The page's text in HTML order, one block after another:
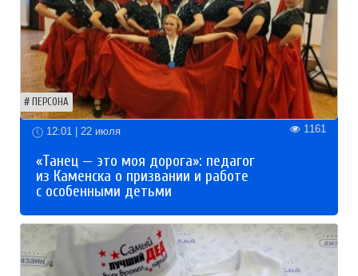
ПЕРСОНА
12:01 | 22 июля 1161
«Танец — это моя дорога»: педагог
из Каменска о призвании и работе
с особенными детьми